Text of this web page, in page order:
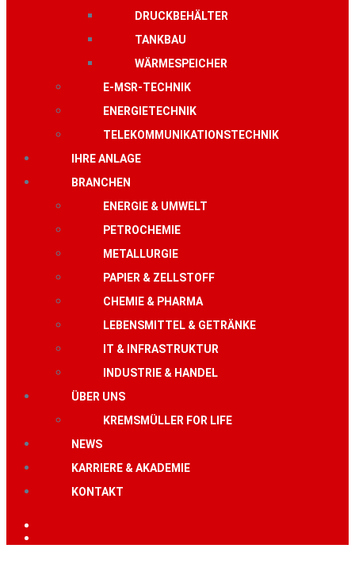
DRUCKBEHÄLTER
TANKBAU
WÄRMESPEICHER
E-MSR-TECHNIK
ENERGIETECHNIK
TELEKOMMUNIKATIONSTECHNIK
IHRE ANLAGE
BRANCHEN
ENERGIE & UMWELT
PETROCHEMIE
METALLURGIE
PAPIER & ZELLSTOFF
CHEMIE & PHARMA
LEBENSMITTEL & GETRÄNKE
IT & INFRASTRUKTUR
INDUSTRIE & HANDEL
ÜBER UNS
KREMSMÜLLER FOR LIFE
NEWS
KARRIERE & AKADEMIE
KONTAKT